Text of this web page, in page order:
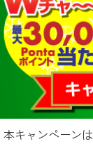
本キャンペーン